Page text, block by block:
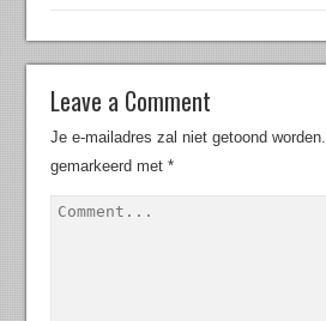
Leave a Comment
Je e-mailadres zal niet getoond worden.
gemarkeerd met*